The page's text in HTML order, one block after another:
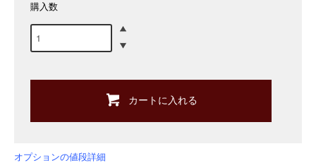
購入数
カートに入れる
オプションの値段詳細